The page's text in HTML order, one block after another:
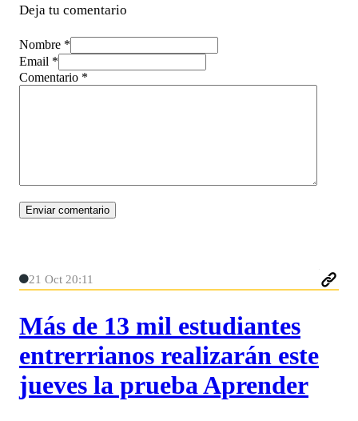
Deja tu comentario
Nombre *
Email *
Comentario *
21 Oct 20:11
Más de 13 mil estudiantes
entrerrianos realizarán este
jueves la prueba Aprender